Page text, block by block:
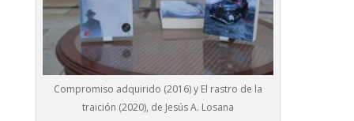
Compromiso adquirido (2016) y El rastro de la
traición (2020), de Jesús A. Losana